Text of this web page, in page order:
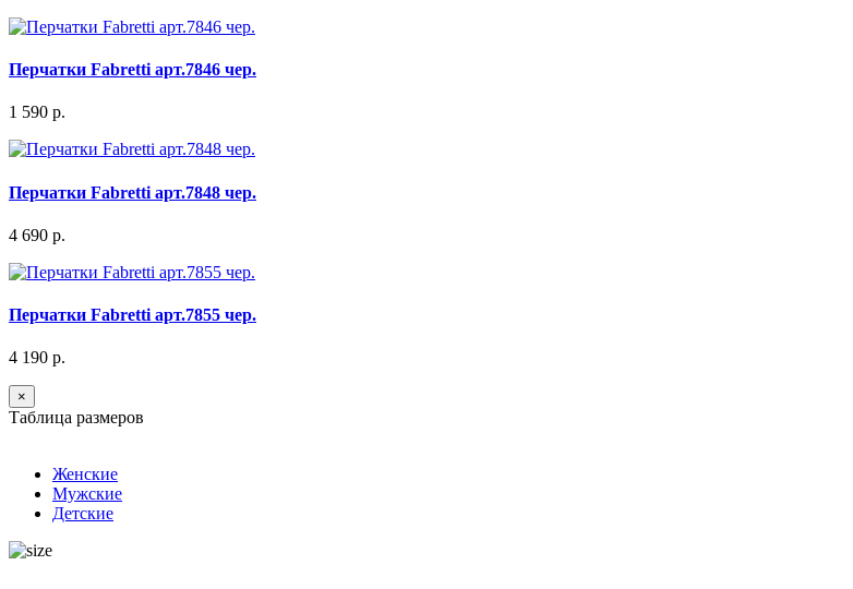
Перчатки Fabretti арт.7846 чер.
1 590 р.
Перчатки Fabretti арт.7848 чер.
4 690 р.
Перчатки Fabretti арт.7855 чер.
4 190 р.
×
Таблица размеров
Женские
Мужские
Детские